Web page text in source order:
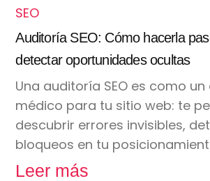
SEO
Auditoría SEO: Cómo hacerla
detectar oportunidades ocultas
Una auditoría SEO es como
médico para tu sitio web: te
descubrir errores invisibles,
bloqueos en tu
Leer más